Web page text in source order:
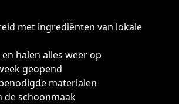
met ingrediënten van lokale
halen alles weer op
geopend
materialen
de schoonmaak